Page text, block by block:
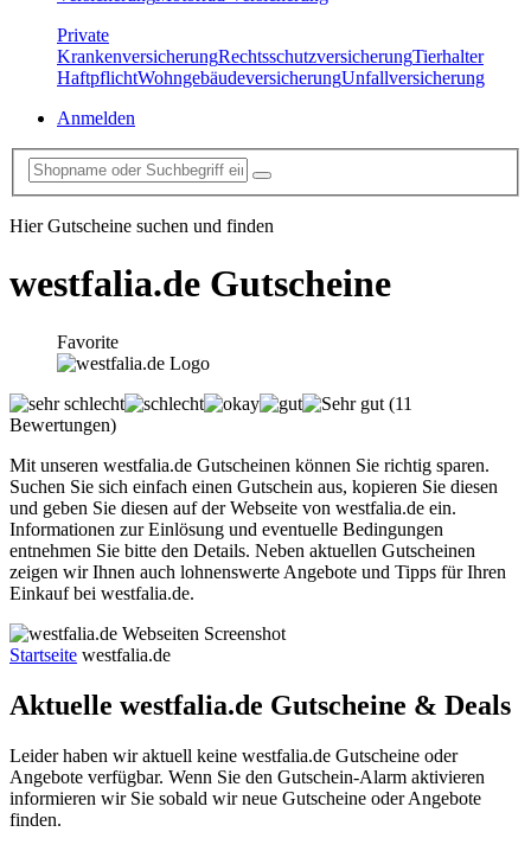
Private
KrankenversicherungRechtsschutzversicherungTierhalter
HaftpflichtWohngebäudeversicherungUnfallversicherung
Anmelden
Hier Gutscheine suchen und finden
westfalia.de Gutscheine
Favorite
(11
Bewertungen)
Mit unseren westfalia.de Gutscheinen können Sie richtig sparen.
Suchen Sie sich einfach einen Gutschein aus, kopieren Sie diesen
und geben Sie diesen auf der Webseite von westfalia.de ein.
Informationen zur Einlösung und eventuelle Bedingungen
entnehmen Sie bitte den Details. Neben aktuellen Gutscheinen
zeigen wir Ihnen auch lohnenswerte Angebote und Tipps für Ihren
Einkauf bei westfalia.de.
Startseite westfalia.de
Aktuelle westfalia.de Gutscheine & Deals
Leider haben wir aktuell keine westfalia.de Gutscheine oder
Angebote verfügbar. Wenn Sie den Gutschein-Alarm aktivieren
informieren wir Sie sobald wir neue Gutscheine oder Angebote
finden.